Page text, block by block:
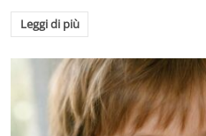
Leggi di più